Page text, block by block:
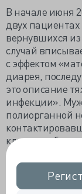
В начале июня
двух
вернувшихся
случай
с эффектом
диарея,
это описание
инфекции».
полиорганной
клиники
Академик
пневмонии,
области в